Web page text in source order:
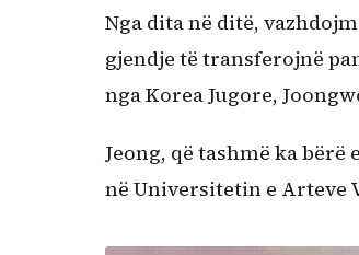
Nga dita në ditë,
gjendje të transferojnë
nga Korea Jugore,
Jeong, që tashmë ka
në Universitetin e Arteve